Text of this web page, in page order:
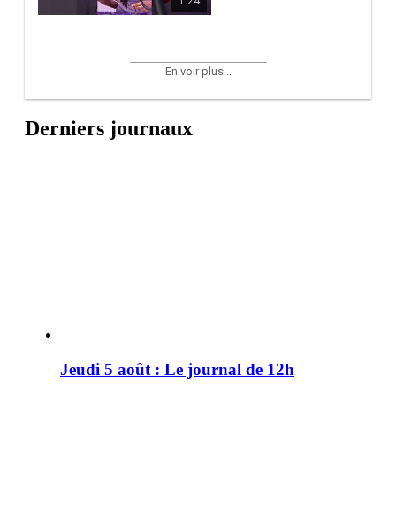
En voir plus...
Derniers journaux
Jeudi 5 août : Le journal de 12h